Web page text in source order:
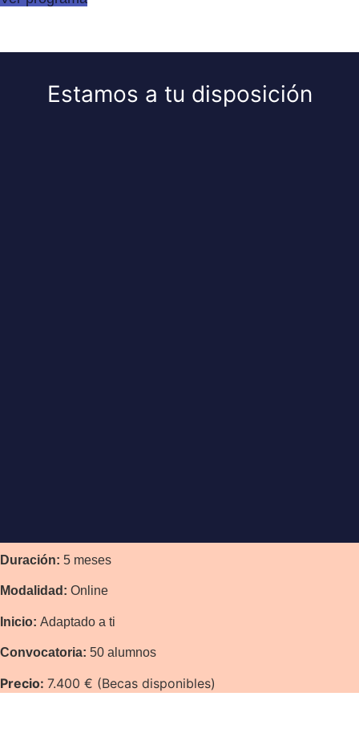
Estamos a tu disposición
Duración: 5 meses
Modalidad: Online
Inicio: Adaptado a ti
Convocatoria: 50 alumnos
Precio: 7.400 € (Becas disponibles)